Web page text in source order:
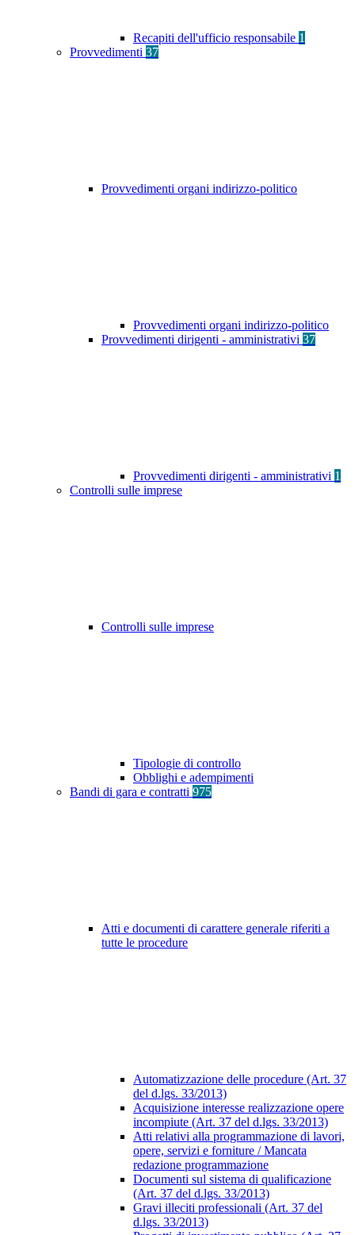
Recapiti dell'ufficio responsabile 1
Provvedimenti 37
Provvedimenti organi indirizzo-politico
Provvedimenti organi indirizzo-politico
Provvedimenti dirigenti - amministrativi 37
Provvedimenti dirigenti - amministrativi 1
Controlli sulle imprese
Controlli sulle imprese
Tipologie di controllo
Obblighi e adempimenti
Bandi di gara e contratti 975
Atti e documenti di carattere generale riferiti a
tutte le procedure
Automatizzazione delle procedure (Art. 37
del d.lgs. 33/2013)
Acquisizione interesse realizzazione opere
incompiute (Art. 37 del d.lgs. 33/2013)
Atti relativi alla programmazione di lavori,
opere, servizi e forniture / Mancata
redazione programmazione
Documenti sul sistema di qualificazione
(Art. 37 del d.lgs. 33/2013)
Gravi illeciti professionali (Art. 37 del
d.lgs. 33/2013)